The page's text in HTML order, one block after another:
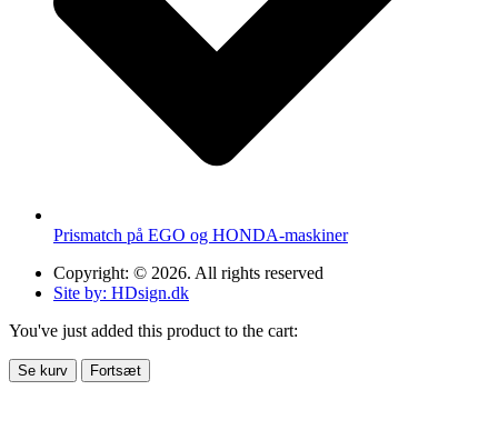
Prismatch på EGO og HONDA-maskiner
Copyright: © 2026. All rights reserved
Site by: HDsign.dk
You've just added this product to the cart:
Se kurv Fortsæt